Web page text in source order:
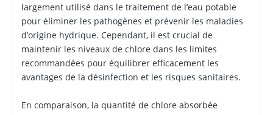
largement utilisé dans le traitement de l’eau potable
pour éliminer les pathogènes et prévenir les maladies
d’origine hydrique. Cependant, il est crucial de
maintenir les niveaux de chlore dans les limites
recommandées pour équilibrer efficacement les
avantages de la désinfection et les risques sanitaires.
En comparaison, la quantité de chlore absorbée